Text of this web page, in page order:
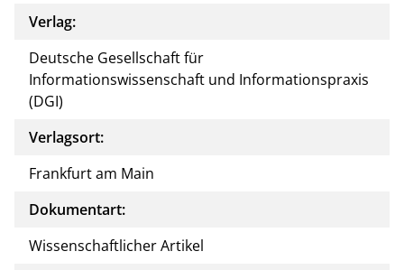
Verlag:
Deutsche Gesellschaft für
Informationswissenschaft und Informationspraxis
(DGI)
Verlagsort:
Frankfurt am Main
Dokumentart:
Wissenschaftlicher Artikel